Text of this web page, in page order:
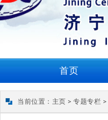
首页
当前位置： 主页 > 专题专栏 >